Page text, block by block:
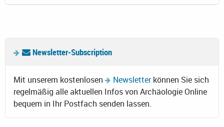
Newsletter-Subscription
Mit unserem kostenlosen Newsletterkönnen Sie sich
regelmäßig alle aktuellen Infos von Archäologie Online
bequem in Ihr Postfach senden lassen.